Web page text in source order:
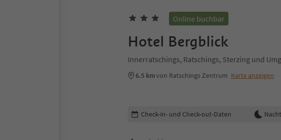
Online buchbar
Hotel Bergblick
Innerratschings, Ratschings, Sterzing und
6.5 kmvon Ratschings Zentrum Karte anzeigen
Buchungsdetails bearbeiten
Check-in- und Check-out-Daten Nacht